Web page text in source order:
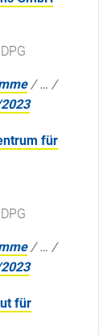
/… /
für
/… /
für